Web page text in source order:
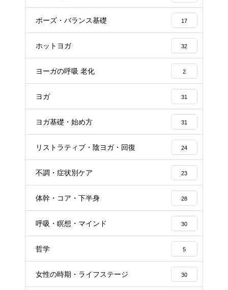
ポーズ・バランス基礎 17
ホットヨガ 32
ヨーガの呼吸 老化 2
ヨガ 31
ヨガ基礎・始め方 31
リストラティブ・陰ヨガ・回復 24
不調・症状別ケア 23
体幹・コア・下半身 28
呼吸・瞑想・マインド 30
哲学 5
女性の時期・ライフステージ 30